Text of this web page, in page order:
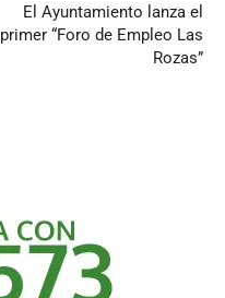
El Ayuntamiento lanza el
primer “Foro de Empleo Las
Rozas”